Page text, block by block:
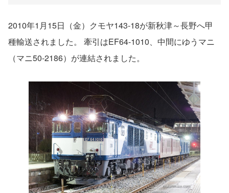
2010年1月15日（金）クモヤ143-18が新秋津～長野へ甲
種輸送されました。 牽引はEF64-1010、中間にゆうマニ
（マニ50-2186）が連結されました。